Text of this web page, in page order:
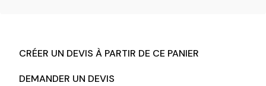
CRÉER UN DEVIS À PARTIR DE CE PANIER
DEMANDER UN DEVIS